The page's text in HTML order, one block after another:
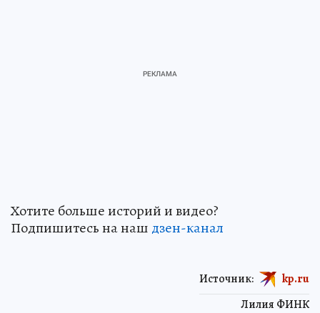
Хотите больше историй и видео?
Подпишитесь на наш дзен-канал
Лилия ФИНК
Источник: kp.ru